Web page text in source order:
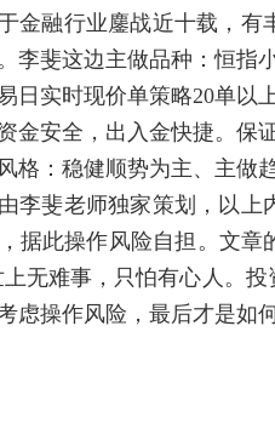
鏖战近十载，有丰富
李斐这边主做品种：恒指
价单策略20单以上参
出入金快捷。保证金
顺势为主、主做趋势
独家策划，以上内容
据此操作风险自担。文
无难事，只怕有心人。
虑操作风险，最后才是如